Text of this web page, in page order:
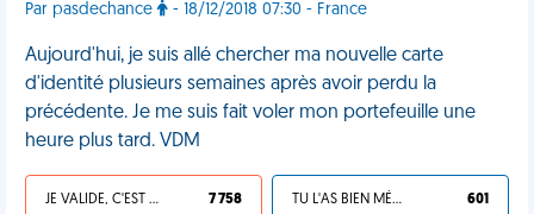
Par pasdechance - 18/12/2018 07:30 - France
Aujourd'hui, je suis allé chercher ma nouvelle carte
d'identité plusieurs semaines après avoir perdu la
précédente. Je me suis fait voler mon portefeuille une
heure plus tard. VDM
JE VALIDE, C'EST UNE VDM 7 758 TU L'AS BIEN MÉRITÉ 601